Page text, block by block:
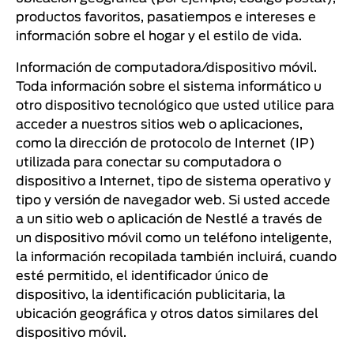
productos favoritos, pasatiempos e intereses e
información sobre el hogar y el estilo de vida.
Información de computadora/dispositivo móvil.
Toda información sobre el sistema informático u
otro dispositivo tecnológico que usted utilice para
acceder a nuestros sitios web o aplicaciones,
como la dirección de protocolo de Internet (IP)
utilizada para conectar su computadora o
dispositivo a Internet, tipo de sistema operativo y
tipo y versión de navegador web. Si usted accede
a un sitio web o aplicación de Nestlé a través de
un dispositivo móvil como un teléfono inteligente,
la información recopilada también incluirá, cuando
esté permitido, el identificador único de
dispositivo, la identificación publicitaria, la
ubicación geográfica y otros datos similares del
dispositivo móvil.